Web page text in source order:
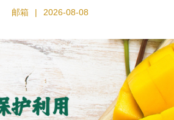
邮箱 | 2026-08-08